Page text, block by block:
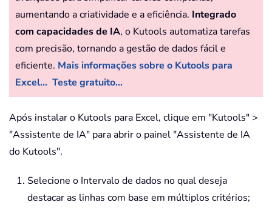
aumentando a criatividade e a eficiência. Integrado
com capacidades de IA, o Kutools automatiza tarefas
com precisão, tornando a gestão de dados fácil e
eficiente. Mais informações sobre o Kutools para
Excel... Teste gratuito...
Após instalar o Kutools para Excel, clique em "Kutools" >
"Assistente de IA" para abrir o painel "Assistente de IA
do Kutools".
Selecione o Intervalo de dados no qual deseja
destacar as linhas com base em múltiplos critérios;